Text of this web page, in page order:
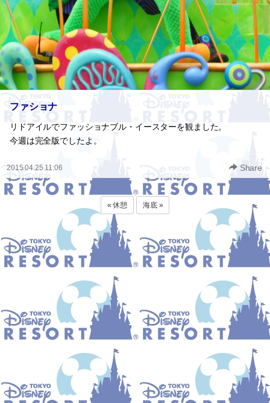
ファショナ
リドアイルでファッショナブル・イースターを観ました。
今週は完全版でしたよ。
2015.04.25 11:06 Share
« 休憩 海底 »